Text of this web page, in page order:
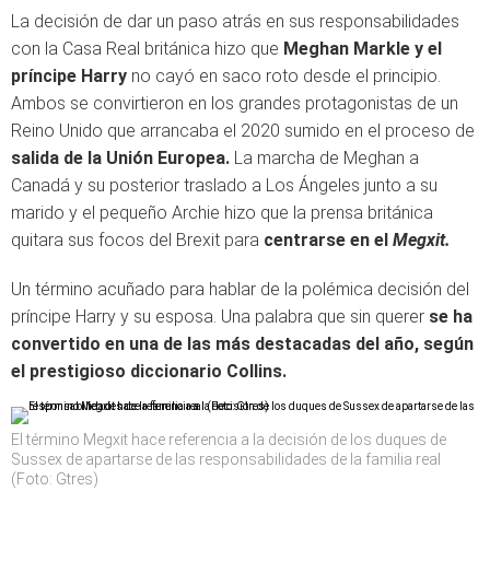
La decisión de dar un paso atrás en sus responsabilidades
con la Casa Real británica hizo que Meghan Markle y el
príncipe Harry no cayó en saco roto desde el principio.
Ambos se convirtieron en los grandes protagonistas de un
Reino Unido que arrancaba el 2020 sumido en el proceso de
salida de la Unión Europea. La marcha de Meghan a
Canadá y su posterior traslado a Los Ángeles junto a su
marido y el pequeño Archie hizo que la prensa británica
quitara sus focos del Brexit para centrarse en el Megxit.
Un término acuñado para hablar de la polémica decisión del
príncipe Harry y su esposa. Una palabra que sin querer se ha
convertido en una de las más destacadas del año, según
el prestigioso diccionario Collins.
El término Megxit hace referencia a la decisión de los duques de
Sussex de apartarse de las responsabilidades de la familia real
(Foto: Gtres)